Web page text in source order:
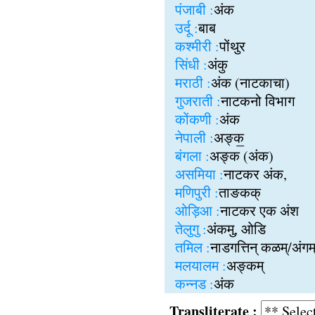
पंजाबी :अंक
उर्दू :बाब
कश्मीरी :पोंथुर
सिंधी :अंकु
मराठी :अंक (नाटकाचा)
गुजराती :नाटकनो विभाग
कोंकणी :अंक
नेपाली :अङ्क॒
बंगला :अङ्क (अंक)
असमिया :नाटकर अंक,
मणिपुरी :ताङकक्
ओड़िआ :नाटकर एक अंश
तेलुगु :अंकमु, ओडि
तमिल :नाडगत्तिन् कळम्/अंगम्
मलयालम :अङ्कम्
कन्नड :अंक